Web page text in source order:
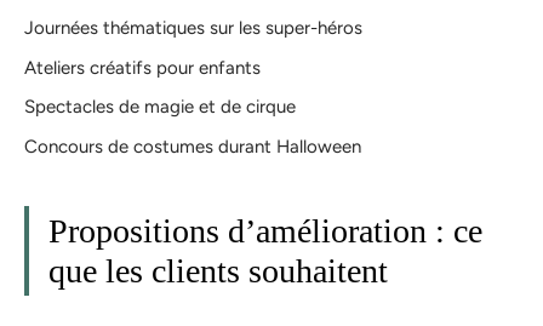
Journées thématiques sur les super-héros
Ateliers créatifs pour enfants
Spectacles de magie et de cirque
Concours de costumes durant Halloween
Propositions d’amélioration : ce
que les clients souhaitent